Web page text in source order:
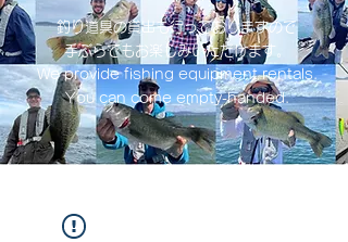
釣り道具の貸出も行っておりますので
手ぶらでもお楽しみいただけます。
We provide fishing equipment rentals.
You can come empty-handed.